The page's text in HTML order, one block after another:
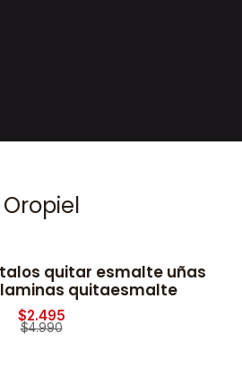
Oropiel
quitar esmalte uñas
quitaesmalte
$2.495
$4.990